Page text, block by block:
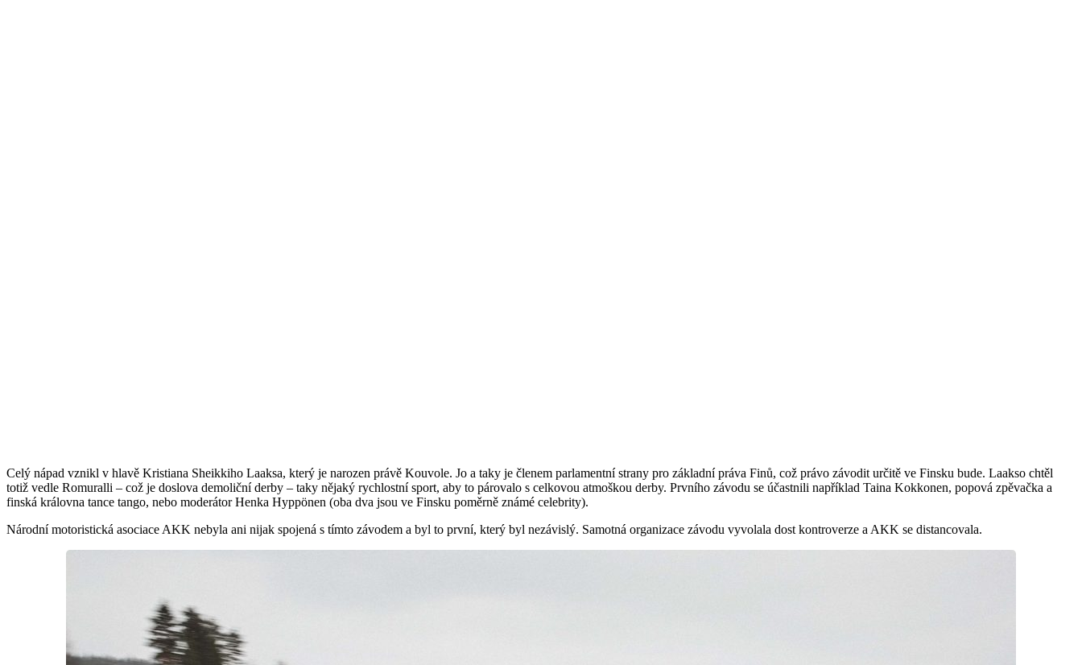
Celý nápad vznikl v hlavě Kristiana Sheikkiho Laaksa, který je narozen právě Kouvole. Jo a taky je členem parlamentní strany pro základní práva Finů, což právo závodit určitě ve Finsku bude. Laakso chtěl
totiž vedle Romuralli – což je doslova demoliční derby – taky nějaký rychlostní sport, aby to párovalo s celkovou atmoškou derby. Prvního závodu se účastnili například Taina Kokkonen, popová zpěvačka a
finská královna tance tango, nebo moderátor Henka Hyppönen (oba dva jsou ve Finsku poměrně známé celebrity).
Národní motoristická asociace AKK nebyla ani nijak spojená s tímto závodem a byl to první, který byl nezávislý. Samotná organizace závodu vyvolala dost kontroverze a AKK se distancovala.